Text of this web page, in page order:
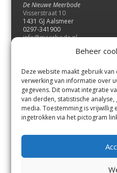
Beheer
Deze website maakt gebruik
verwerking van informatie over
gegevens. Dit omvat integratie
van derden, statistische
media. Toestemming is vrijwillig
ingetrokken via het pictogram
De Nieuwe Meerbode
Visserstraat 10
1431 GJ Aalsmeer
0297-341900
info@meerbode.nl